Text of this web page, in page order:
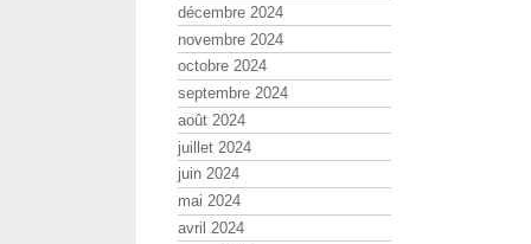
décembre 2024
novembre 2024
octobre 2024
septembre 2024
août 2024
juillet 2024
juin 2024
mai 2024
avril 2024